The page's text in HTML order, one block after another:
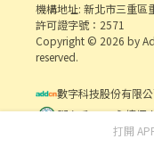
機構地址: 新北市三重
許可證字號：2571
Copyright © 2026 by
reserved.
數字科技股份有限
鄧白氏 ESG 永續標
打開